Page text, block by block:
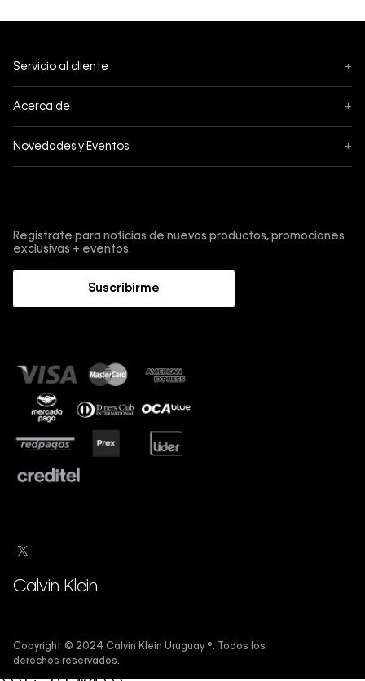
Servicio al cliente +
Cambios y Devoluciones
Envíos
Retiro en Tienda
Acerca de +
Política de privacidad
Guía de cuidado Denim
Sostenibilidad
Novedades y Eventos +
Regístrate para noticias de nuevos productos, promociones
exclusivas + eventos.
Suscribirme
Calvin Klein
Copyright ©️ 2024 Calvin Klein Uruguay ®️. Todos los
derechos reservados.